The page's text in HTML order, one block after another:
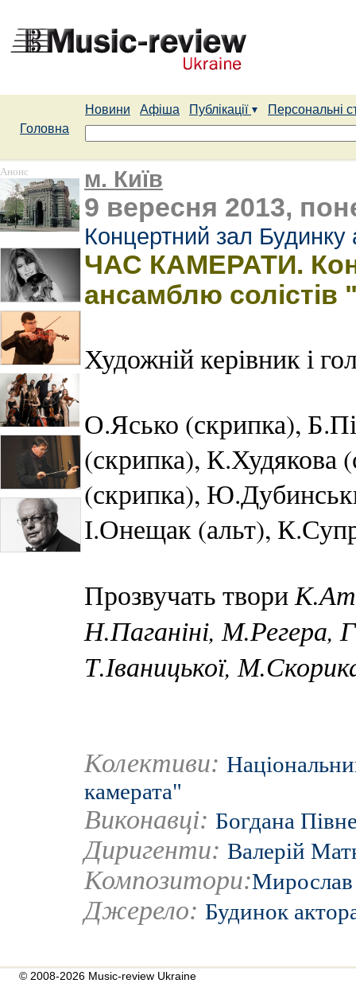
Новини Афіша Публікації
Персональні
Головна
Анонс м. Київ
9 вересня 2013,
Концертний зал Будинку
ЧАС КАМЕРАТИ.
ансамблю солістів
Художній керівник і
О.Ясько (скрипка),
(скрипка), К.Худякова
(скрипка),
І.Онещак (альт),
Прозвучать твори
Н.Паганіні, М.Регера,
Т.Іваницької,
Колективи:
камерата"
Виконавці: Богдана
Диригенти: Валерій
Композитори:
Джерело: Будинок
© 2008-2026 Music-review Ukraine